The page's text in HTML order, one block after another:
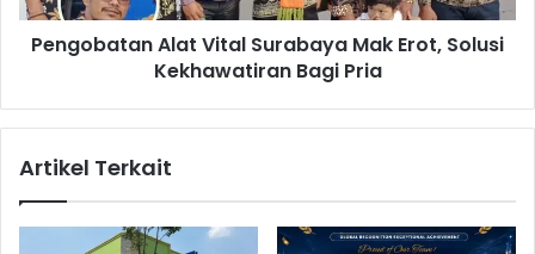
e
n
u
a
V
Pengobatan Alat Vital Surabaya Mak Erot, Solusi
Kekhawatiran Bagi Pria
Artikel Terkait